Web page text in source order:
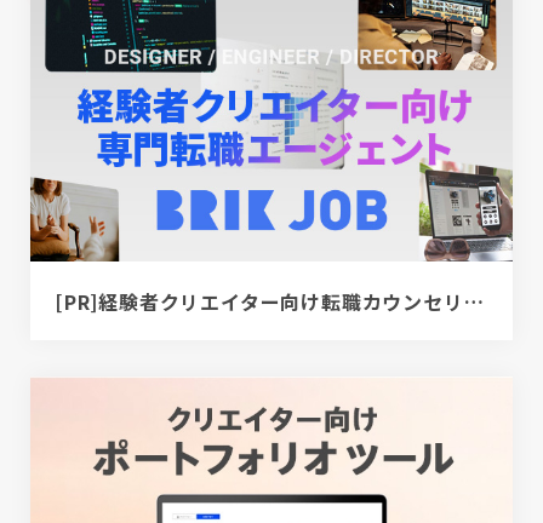
[PR]経験者クリエイター向け転職カウンセリング｜デザイナー / ディレクター / エンジニア